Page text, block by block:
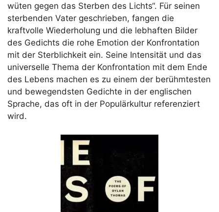
wüten gegen das Sterben des Lichts“. Für seinen
sterbenden Vater geschrieben, fangen die
kraftvolle Wiederholung und die lebhaften Bilder
des Gedichts die rohe Emotion der Konfrontation
mit der Sterblichkeit ein. Seine Intensität und das
universelle Thema der Konfrontation mit dem Ende
des Lebens machen es zu einem der berühmtesten
und bewegendsten Gedichte in der englischen
Sprache, das oft in der Populärkultur referenziert
wird.